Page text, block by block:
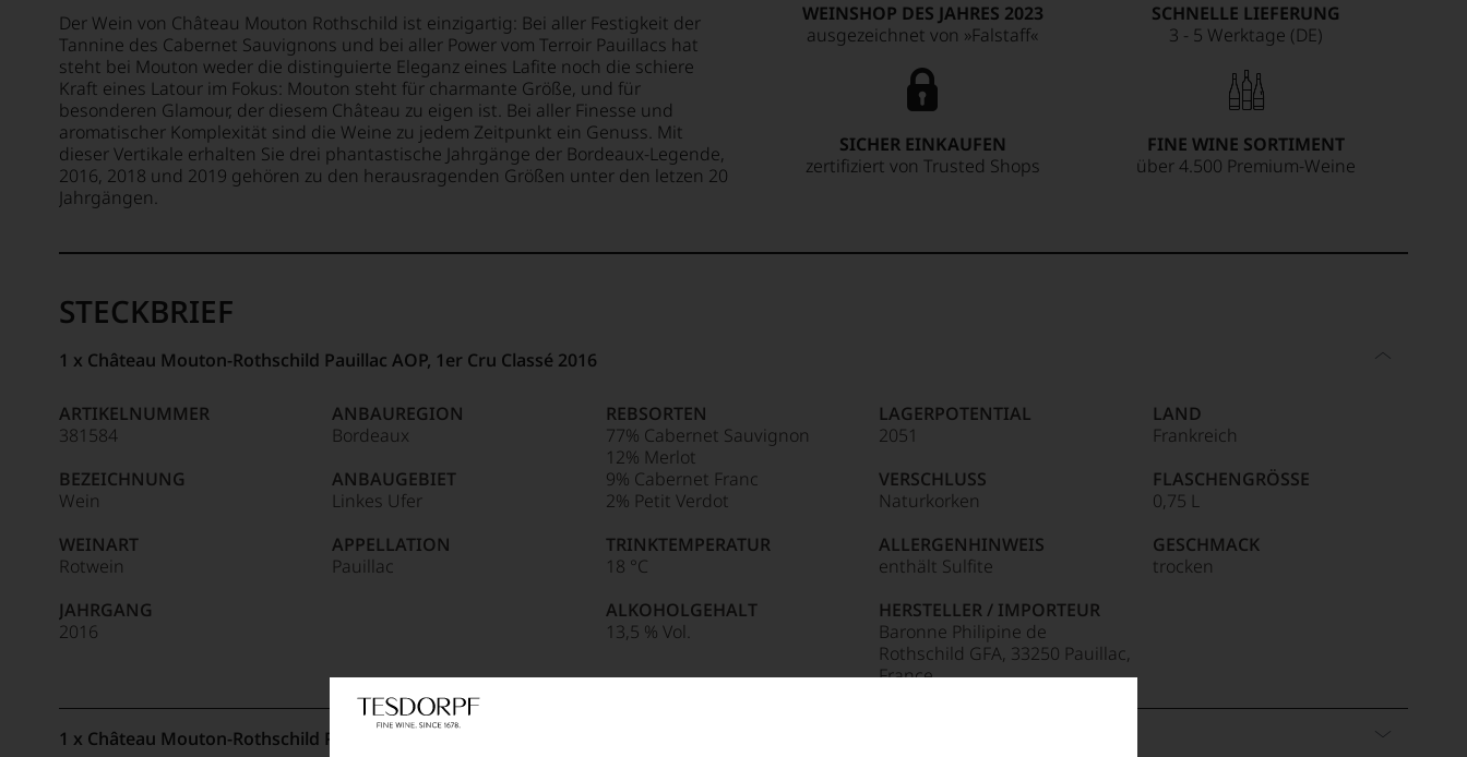
Der Wein von Château Mouton Rothschild ist einzigartig: Bei aller Festigkeit der
Tannine des Cabernet Sauvignons und bei aller Power vom Terroir Pauillacs hat
steht bei Mouton weder die distinguierte Eleganz eines Lafite noch die schiere
Kraft eines Latour im Fokus: Mouton steht für charmante Größe, und für
besonderen Glamour, der diesem Château zu eigen ist. Bei aller Finesse und
aromatischer Komplexität sind die Weine zu jedem Zeitpunkt ein Genuss. Mit
dieser Vertikale erhalten Sie drei phantastische Jahrgänge der Bordeaux-Legende,
2016, 2018 und 2019 gehören zu den herausragenden Größen unter den letzen 20
Jahrgängen.
WEINSHOP DES JAHRES 2023
ausgezeichnet von »Falstaff«
SCHNELLE LIEFERUNG
3 - 5 Werktage (DE)
SICHER EINKAUFEN
zertifiziert von Trusted Shops
FINE WINE SORTIMENT
über 4.500 Premium-Weine
STECKBRIEF
1 x Château Mouton-Rothschild Pauillac AOP, 1er Cru Classé 2016
ARTIKELNUMMER
381584
BEZEICHNUNG
Wein
WEINART
Rotwein
JAHRGANG
2016
ANBAUREGION
Bordeaux
ANBAUGEBIET
Linkes Ufer
APPELLATION
Pauillac
REBSORTEN
77% Cabernet Sauvignon
12% Merlot
9% Cabernet Franc
2% Petit Verdot
TRINKTEMPERATUR
18 °C
ALKOHOLGEHALT
13,5 % Vol.
LAGERPOTENTIAL
2051
VERSCHLUSS
Naturkorken
ALLERGENHINWEIS
enthält Sulfite
HERSTELLER / IMPORTEUR
Baronne Philipine de
Rothschild GFA, 33250 Pauillac,
France
LAND
Frankreich
FLASCHENGRÖSSE
0,75 L
GESCHMACK
trocken
1 x Château Mouton-Rothschild Pauillac AOP, 1er Cru Classé 2018